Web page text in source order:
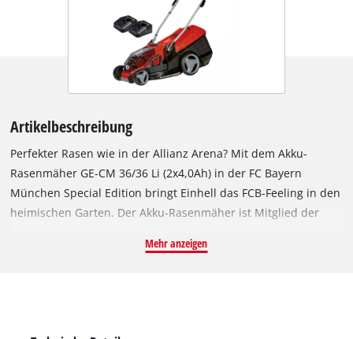
Artikelbeschreibung
Perfekter Rasen wie in der Allianz Arena? Mit dem Akku-
Rasenmäher GE-CM 36/36 Li (2x4,0Ah) in der FC Bayern
München Special Edition bringt Einhell das FCB-Feeling in den
heimischen Garten. Der Akku-Rasenmäher ist Mitglied der
Rasenfläche. Angetrieben wird das Gerät von dem Einhell
Mehr anzeigen